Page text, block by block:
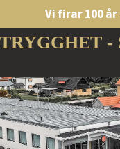
Vi firar 100 år
TRYGGHET